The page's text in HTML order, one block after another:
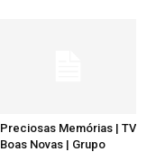
Preciosas Memórias | TV
Boas Novas | Grupo